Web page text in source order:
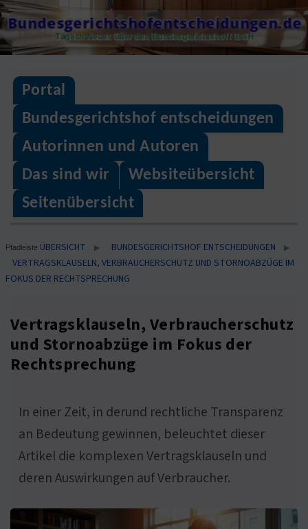
Skip
to
content
Bundesgerichtshofentscheidungen.de
Täglich Neues über den Bundesgerichtshof / BGH
Portal
Bundesgerichtshof entscheidungen
Autorinnen und Autoren
Das sind wir
Websiteübersicht
Seitenübersicht
Pfadleiste ÜBERSICHT ▶ BUNDESGERICHTSHOF ENTSCHEIDUNGEN ▶
VERTRAGSKLAUSELN, VERBRAUCHERSCHUTZ UND STORNOABZÜGE IM
FOKUS DER RECHTSPRECHUNG
Vertragsklauseln, Verbraucherschutz
und Stornoabzüge im Fokus der
Rechtsprechung
In einer Zeit, in derund rechtliche Transparenz
an Bedeutung gewinnen, beleuchtet dieser
Artikel die komplexen Vertragsklauseln und
deren Auswirkungen auf Verbraucher.